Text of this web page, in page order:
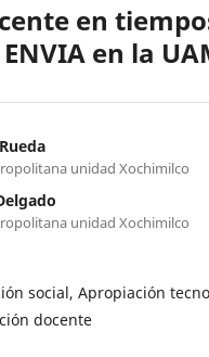
en
en la
unidad Xochimilco
unidad Xochimilco
social, Apropiación
docente